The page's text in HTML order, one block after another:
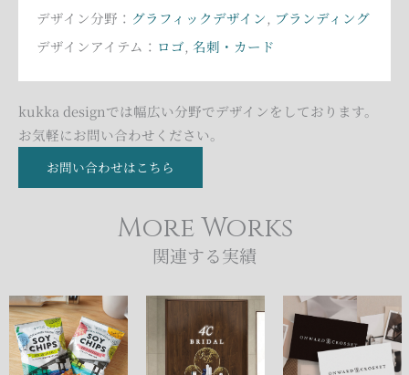
デザイン分野： グラフィックデザイン, ブランディング
デザインアイテム： ロゴ, 名刺・カード
kukka designでは幅広い分野でデザインをしております。
お気軽にお問い合わせください。
お問い合わせはこちら
More Works
関連する実績